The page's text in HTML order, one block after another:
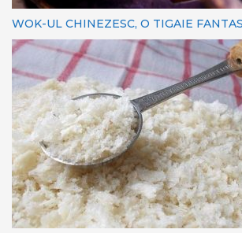
WOK-UL CHINEZESC, O TIGAIE